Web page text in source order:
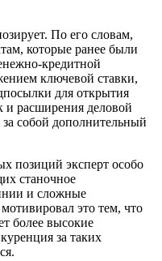
По его словам,
которые ранее были
кредитной
ключевой ставки,
для открытия
и расширения деловой
собой дополнительный
позиций эксперт особо
станочное
и сложные
это тем, что
более высокие
за таких